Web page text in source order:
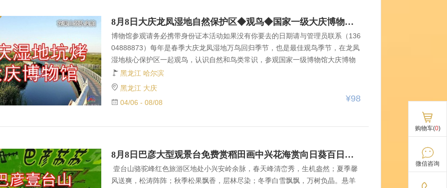
8月8日大庆龙凤湿地自然保护区◆观鸟◆国家一级大庆博物馆◆美食-坑烤◆休闲一日游【98元含餐+车+保险】
博物馆参观请务必携带身份证本活动如果没有你要去的日期请与管理员联系（136
04888873）每年是春季大庆龙凤湿地万鸟回归季节，也是最佳观鸟季节，在龙凤
湿地核心保护区一起观鸟，认识自然和鸟类常识，参观国家一级博物馆大庆博物
馆，鸟博士带您了解这片美丽土地上几亿年前发生的故事！品尝美味的大庆特色
坑烤，度过一个快乐的清明节假期！龙凤湿地核心保护区一起观鸟，认识自然和
鸟类常识，参观大庆博物馆，带您了解这片美丽土地上曾经的历史！品尝美味的
大庆特色坑烤，度过一个快乐的假期！参观博物馆请务必带身份证，在大庆博物
黑龙江 哈尔滨
黑龙江 大庆
04/06 - 08/08
¥98
8月8日巴彦大型观景台免费赏稻田画中兴花海赏向日葵百日菊花海壹台山避暑纳凉景区内农家美食游玩惬意巴彦必去壹台山
壹台山骆驼峰红色旅游区地处小兴安岭余脉，春天峰清峦秀，生机盎然；夏季馨
风送爽，松涛阵阵；秋季松果飘香，层林尽染；冬季白雪飘飘，万树负晶。悬羊
购物车(0)
微信咨询